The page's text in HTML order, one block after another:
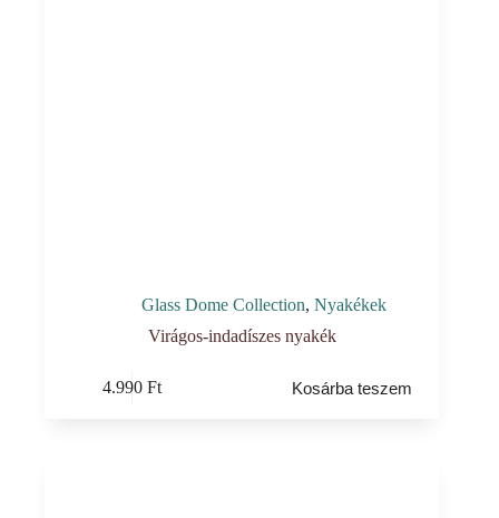
Glass Dome Collection,Nyakékek
Virágos-indadíszes nyakék
4.990Ft Kosárba teszem